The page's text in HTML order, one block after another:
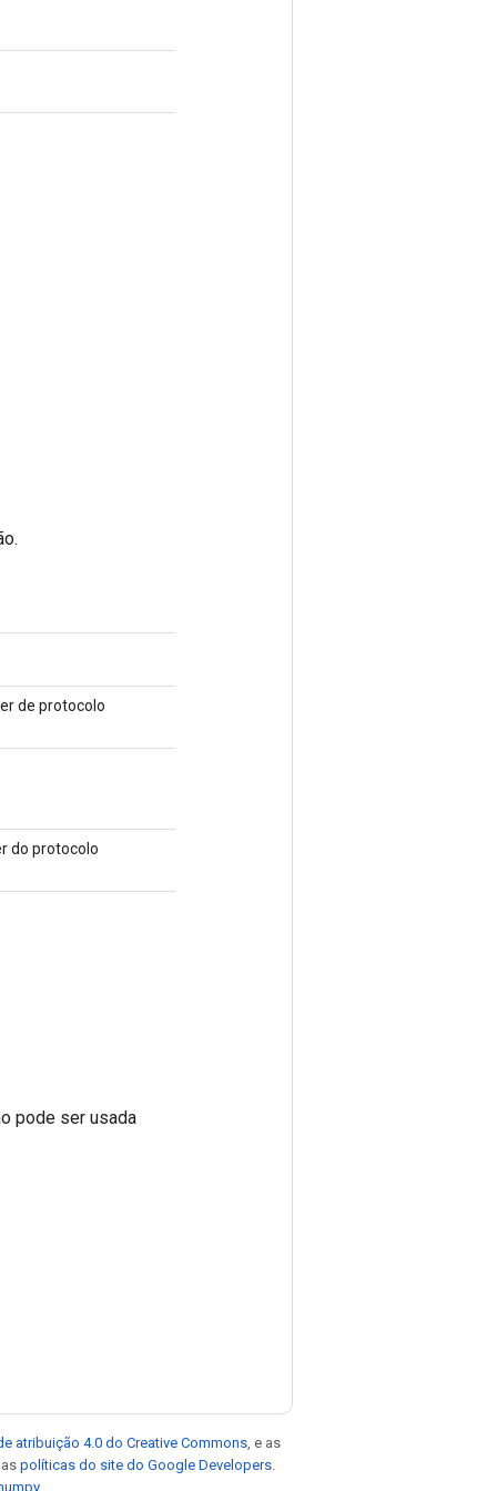
de protocolo
do protocolo
pode ser usada
atribuição 4.0 do Creative Commons , e as
políticas do site do Google Developers
.